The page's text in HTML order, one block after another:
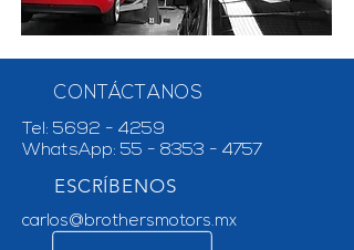
CONTÁCTANOS
Tel: 5692 - 4259
WhatsApp: 55 - 8353 - 4757
ESCRÍBENOS
carlos@brothersmotors.mx